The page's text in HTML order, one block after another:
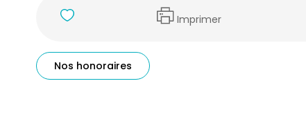
Imprimer
Nos honoraires